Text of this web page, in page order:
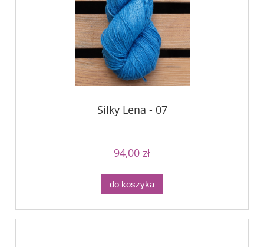
Silky Lena - 07
94,00 zł
do koszyka